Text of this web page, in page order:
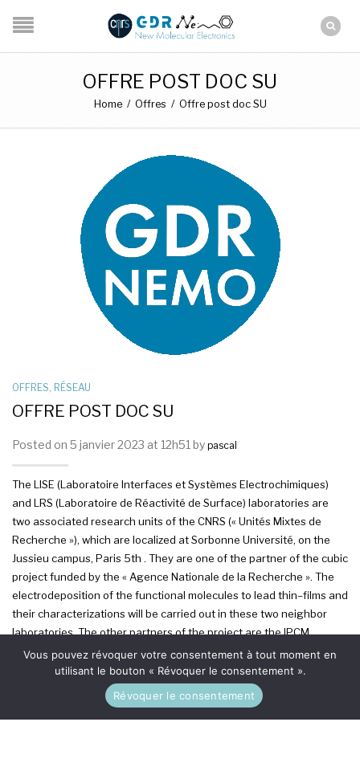
OFFRE POST DOC SU
Home / Offres / Offre post doc SU
OFFRES, RÉSEAU
OFFRE POST DOC SU
Posted on 5 janvier 2023 at 12h51 by pascal
The LISE (L aboratoire Interfaces et Systèmes Electrochimiques)
and LRS (L aboratoire de Réactivité de Surface) laboratories are
two associated research units of the CNRS (« Unités Mixtes de
Recherche »), which are localized atSorbonne Université, on the
Jussieu campus, Paris 5th . They are one of the partner of the cubic
projectfunded by the « Agence Nationale de la Recherche ». The
electrodeposition of the functional molecules to lead thin–films and
theircharacterizations will be carried out in these two neighbor
laboratories.The other partners of the project are the IPCM
Institut Parisien de Chimie Moléculaire) also localized on the
campus, and the LCC (Laboratoire de Chimie de
Toulouse.The candidate will alsowork to in
collaboration with these two partners.
Vous pouvez révoquer votre consentement à tout moment en
utilisant le bouton « Révoquer le consentement ».
Révoquer le consentement